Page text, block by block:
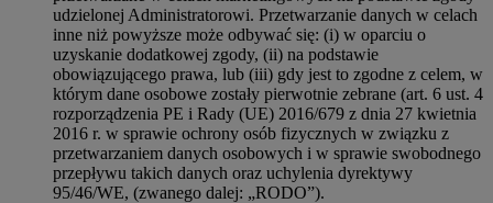
udzielonej Administratorowi. Przetwarzanie danych w celach
inne niż powyższe może odbywać się: (i) w oparciu o
uzyskanie dodatkowej zgody, (ii) na podstawie
obowiązującego prawa, lub (iii) gdy jest to zgodne z celem, w
którym dane osobowe zostały pierwotnie zebrane (art. 6 ust. 4
rozporządzenia PE i Rady (UE) 2016/679 z dnia 27 kwietnia
2016 r. w sprawie ochrony osób fizycznych w związku z
przetwarzaniem danych osobowych i w sprawie swobodnego
przepływu takich danych oraz uchylenia dyrektywy
95/46/WE, (zwanego dalej: „RODO”).